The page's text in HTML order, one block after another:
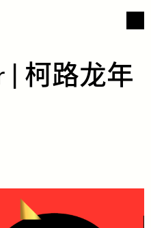
​|​ ​柯​​路​​龙​​年​​